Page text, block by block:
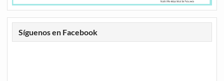
Síguenos en Facebook